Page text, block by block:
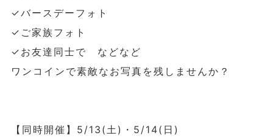
✓バースデーフォト
✓ご家族フォト
✓お友達同士で などなど
ワンコインで素敵なお写真を残しませんか？
【同時開催】5/13(土)・5/14(日)